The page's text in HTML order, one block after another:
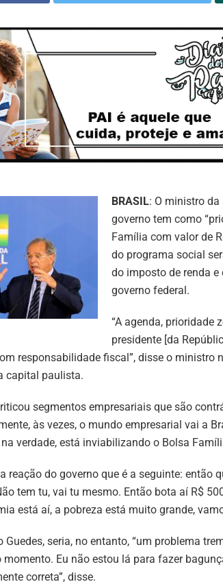
BRASIL: O ministro da
governo tem como
Família com valor de
do programa social
do imposto de renda
governo federal.
“A agenda, prioridade
presidente [da
responsabilidade fiscal”, disse o ministro
capital paulista.
segmentos empresariais que são
às vezes, o mundo empresarial vai a
verdade, está inviabilizando o Bolsa
reação do governo que é a seguinte: então
tem tu, vai tu mesmo. Então bota aí R$
está aí, a pobreza está muito grande,
Guedes, seria, no entanto, “um problema
Eu não estou lá para fazer
correta”, disse.